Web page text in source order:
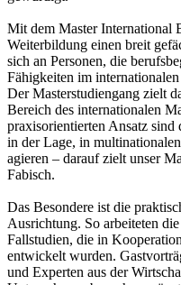
Mit dem Master International
Weiterbildung einen breit
sich an Personen, die
Fähigkeiten im
Der Masterstudiengang zielt
Bereich des internationalen
praxisorientierten Ansatz
in der Lage, in
agieren – darauf zielt unser
Fabisch.
Das Besondere ist die
Ausrichtung. So arbeiteten
Fallstudien, die in
entwickelt wurden.
und Experten aus der